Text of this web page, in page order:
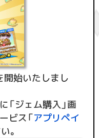
開始いたしまし
「ジェム購入」画
ビス「アプリペイ
。